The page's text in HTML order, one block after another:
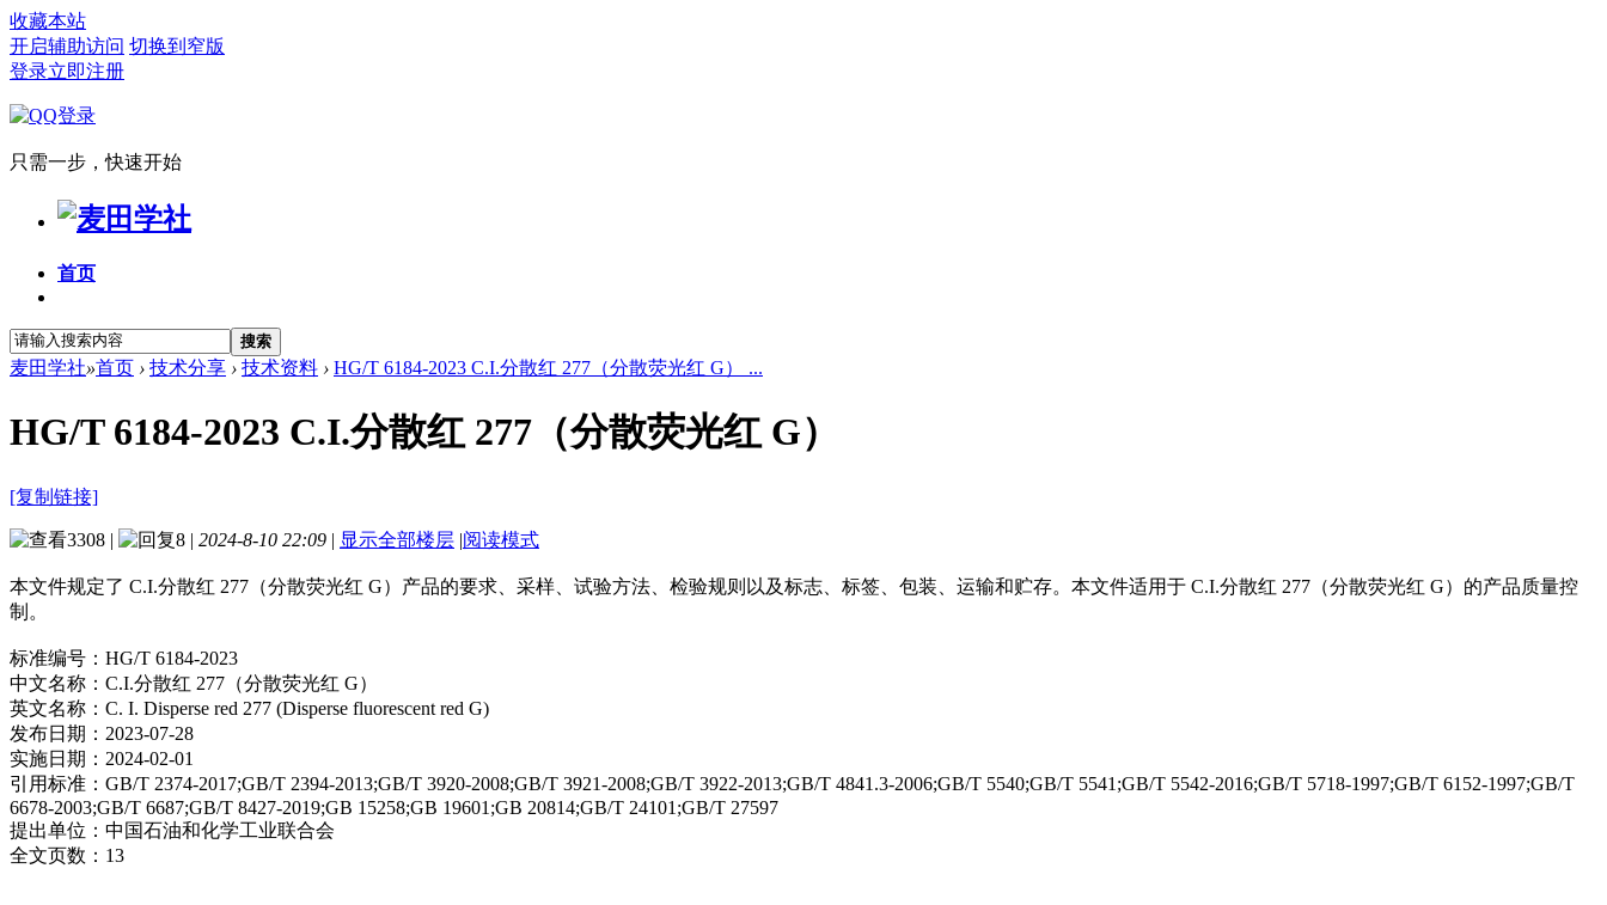
收藏本站
开启辅助访问 切换到窄版
登录立即注册
只需一步，快速开始
首页
搜索
麦田学社»首页 › 技术分享 › 技术资料 › HG/T 6184-2023 C.I.分散红 277（分散荧光红 G） ...
HG/T 6184-2023 C.I.分散红 277（分散荧光红 G）
[复制链接]
3308 | 8 | 2024-8-10 22:09 | 显示全部楼层 |阅读模式
本文件规定了 C.I.分散红 277（分散荧光红 G）产品的要求、采样、试验方法、检验规则以及标志、标签、包装、运输和贮存。本文件适用于 C.I.分散红 277（分散荧光红 G）的产品质量控
制。
标准编号：HG/T 6184-2023
中文名称：C.I.分散红 277（分散荧光红 G）
英文名称：C. I. Disperse red 277 (Disperse fluorescent red G)
发布日期：2023-07-28
实施日期：2024-02-01
引用标准：GB/T 2374-2017;GB/T 2394-2013;GB/T 3920-2008;GB/T 3921-2008;GB/T 3922-2013;GB/T 4841.3-2006;GB/T 5540;GB/T 5541;GB/T 5542-2016;GB/T 5718-1997;GB/T 6152-1997;GB/T
6678-2003;GB/T 6687;GB/T 8427-2019;GB 15258;GB 19601;GB 20814;GB/T 24101;GB/T 27597
提出单位：中国石油和化学工业联合会
全文页数：13